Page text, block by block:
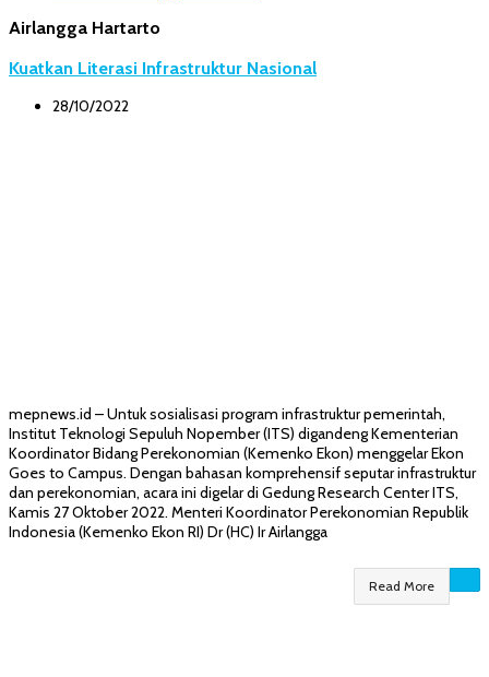
Airlangga Hartarto
Kuatkan Literasi Infrastruktur Nasional
28/10/2022
mepnews.id – Untuk sosialisasi program infrastruktur pemerintah,
Institut Teknologi Sepuluh Nopember (ITS) digandeng Kementerian
Koordinator Bidang Perekonomian (Kemenko Ekon) menggelar Ekon
Goes to Campus. Dengan bahasan komprehensif seputar infrastruktur
dan perekonomian, acara ini digelar di Gedung Research Center ITS,
Kamis 27 Oktober 2022. Menteri Koordinator Perekonomian Republik
Indonesia (Kemenko Ekon RI) Dr (HC) Ir Airlangga
Read More